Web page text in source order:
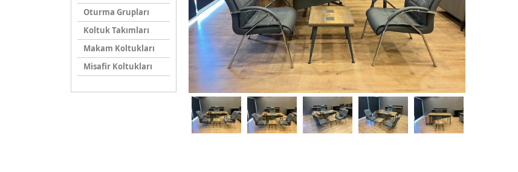
Oturma Grupları
Koltuk Takımları
Makam Koltukları
Misafir Koltukları